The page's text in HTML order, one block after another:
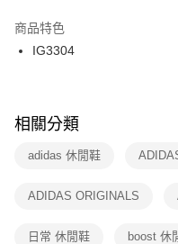
２．訂單成立數日內，您將收到
３．收到繳費通知簡訊後14天內
ATM／網路銀行／等多元方式進
※ 交易是否成功請以「AFTEE先
是否繳費成功／繳費後需取消欲
客戶支援中心」https://
１．透過由恩沛科技股份有限
權轉讓予恩沛科技股份有限公司
付款後門市自取
每筆NT$100，滿NT$1,500(
商品特色
IG3304
相關分類
adidas 休閒鞋
ADIDAS ORIGINALS
日常 休閒鞋 boost 休